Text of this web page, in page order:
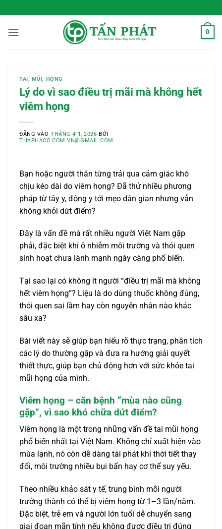
qua
nội
0
TAI, MŨI, HỌNG
Lý do vì sao điều trị mãi mà không hết
viêm họng
ĐĂNG VÀOTHÁNG 4 1, 2026 BỞI
THAPHACO.COM.VN@GMAIL.COM
Bạn hoặc người thân từng trải qua cảm giác khó
chịu kéo dài do viêm họng? Đã thử nhiều phương
pháp từ tây y, đông y tới mẹo dân gian nhưng vẫn
không khỏi dứt điểm?
Đây là vấn đề mà rất nhiều người Việt Nam gặp
phải, đặc biệt khi ô nhiễm môi trường và thói quen
sinh hoạt chưa lành mạnh ngày càng phổ biến.
Tại sao lại có không ít người “điều trị mãi mà không
hết viêm họng”? Liệu là do dùng thuốc không đúng,
thói quen sai lầm hay còn nguyên nhân nào khác
sâu xa?
Bài viết này sẽ giúp bạn hiểu rõ thực trạng, phân tích
các lý do thường gặp và đưa ra hướng giải quyết
thiết thực, giúp bạn chủ động hơn với sức khỏe tai
mũi họng của mình.
Viêm họng – căn bệnh “mùa nào cũng
gặp”, vì sao khó chữa dứt điểm?
Viêm họng là một trong những vấn đề tai mũi họng
phổ biến nhất tại Việt Nam. Không chỉ xuất hiện vào
mùa lạnh, nó còn dễ dàng tái phát khi thời tiết thay
đổi, môi trường nhiều bụi bẩn hay cơ thể suy yếu.
Theo nhiều khảo sát y tế, trung bình mỗi người
trưởng thành có thể bị viêm họng từ 1–3 lần/năm.
Đặc biệt, trẻ em và người lớn tuổi dễ chuyển sang
giai đoạn mãn tính nếu không được điều trị đúng